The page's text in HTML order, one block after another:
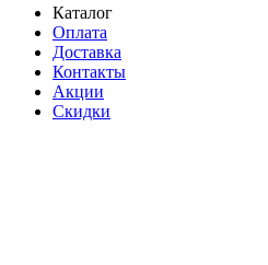
Каталог
Оплата
Доставка
Контакты
Акции
Скидки